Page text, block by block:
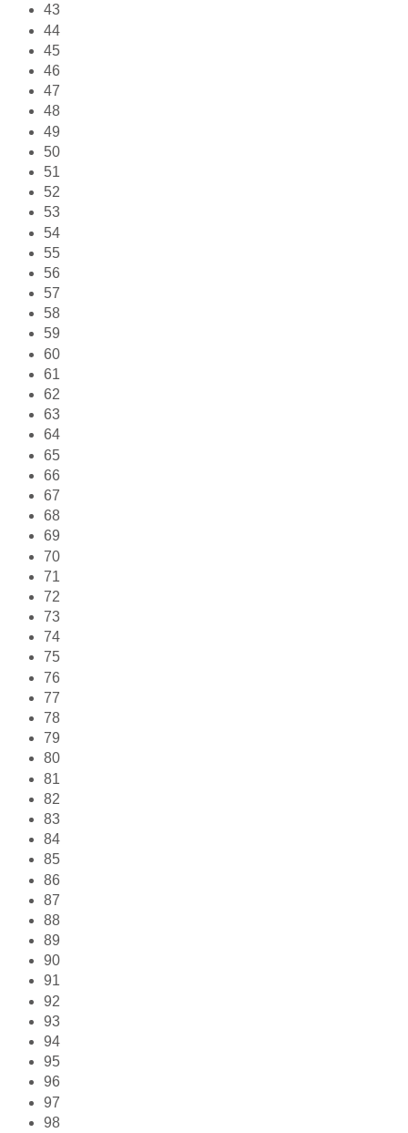
43
44
45
46
47
48
49
50
51
52
53
54
55
56
57
58
59
60
61
62
63
64
65
66
67
68
69
70
71
72
73
74
75
76
77
78
79
80
81
82
83
84
85
86
87
88
89
90
91
92
93
94
95
96
97
98